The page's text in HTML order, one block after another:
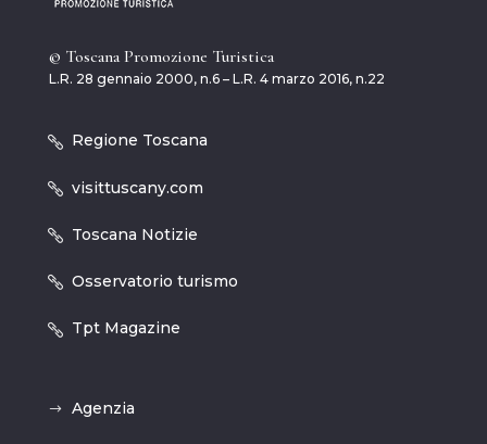
© Toscana Promozione Turistica
L.R. 28 gennaio 2000, n.6 – L.R. 4 marzo 2016, n.22
Regione Toscana
visittuscany.com
Toscana Notizie
Osservatorio turismo
Tpt Magazine
Agenzia